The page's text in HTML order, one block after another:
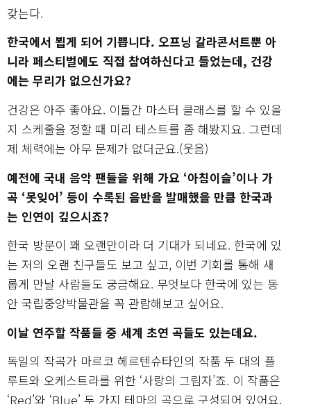
갖는다.
한국에서 뵙게 되어 기쁩니다. 오프닝 갈라콘서트뿐 아
니라 페스티벌에도 직접 참여하신다고 들었는데, 건강
에는 무리가 없으신가요?
건강은 아주 좋아요. 이틀간 마스터 클래스를 할 수 있을
지 스케줄을 정할 때 미리 테스트를 좀 해봤지요. 그런데
제 체력에는 아무 문제가 없더군요.(웃음)
예전에 국내 음악 팬들을 위해 가요 ‘아침이슬’이나 가
곡 ‘못잊어’ 등이 수록된 음반을 발매했을 만큼 한국과
는 인연이 깊으시죠?
한국 방문이 꽤 오랜만이라 더 기대가 되네요. 한국에 있
는 저의 오랜 친구들도 보고 싶고, 이번 기회를 통해 새
롭게 만날 사람들도 궁금해요. 무엇보다 한국에 있는 동
안 국립중앙박물관을 꼭 관람해보고 싶어요.
이날 연주할 작품들 중 세계 초연 곡들도 있는데요.
독일의 작곡가 마르코 헤르텐슈타인의 작품 두 대의 플
루트와 오케스트라를 위한 ‘사랑의 그림자’죠. 이 작품은
‘Red’와 ‘Blue’ 두 가지 테마의 곡으로 구성되어 있어요.